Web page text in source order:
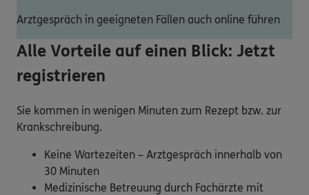
Arztgespräch in geeigneten Fällen auch online führen
Alle Vorteile auf einen Blick: Jetzt
registrieren
Sie kommen in wenigen Minuten zum Rezept bzw. zur
Krankschreibung.
Keine Wartezeiten – Arztgespräch innerhalb von
30 Minuten
Medizinische Betreuung durch Fachärzte mit